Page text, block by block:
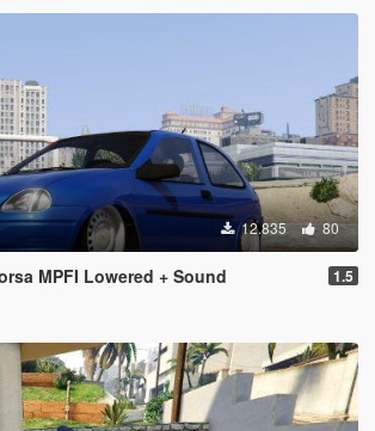
12.835 80
MPFI Lowered + Sound 1.5